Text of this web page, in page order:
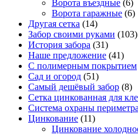
Ворота въездные (6)
Ворота гаражные (6)
Другая сетка (14)
Забор своими руками (103)
История забора (31)
Наше предложение (41)
С полимерным покрытием
Сад и огород (51)
Самый дешёвый забор (8)
Сетка цинкованная для
Система охраны периметра
Цинкование (11)
Цинкование